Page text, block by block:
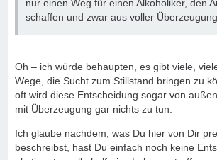
nur einen Weg für einen Alkoholiker, den
schaffen und zwar aus voller
Oh – ich würde behaupten, es gibt viele,
Wege, die Sucht zum Stillstand bringen zu
oft wird diese Entscheidung sogar von
mit Überzeugung gar nichts zu tun.
Ich glaube nachdem, was Du hier von Dir
beschreibst, hast Du einfach noch keine